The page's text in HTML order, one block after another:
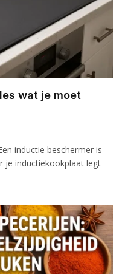
wat je moet
inductie beschermer is
je inductiekookplaat legt